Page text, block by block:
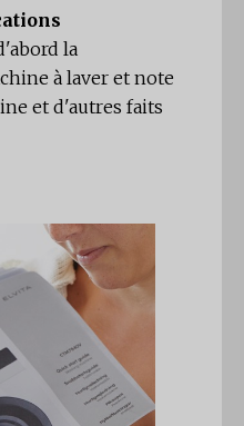
la
à laver et note
et d'autres faits